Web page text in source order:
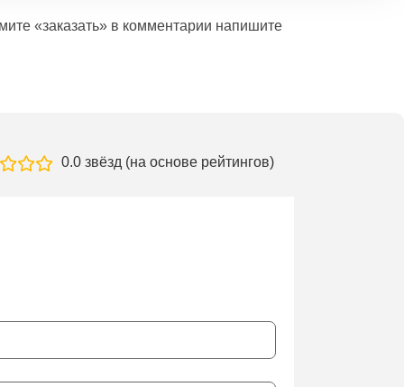
«заказать» в комментарии напишите
0.0 звёзд (на основе рейтингов)